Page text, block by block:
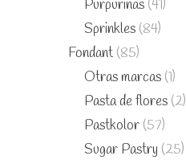
Purpurinas (41)
Sprinkles (84)
Fondant (85)
Otras marcas (1)
Pasta de flores (2)
Pastkolor (57)
Sugar Pastry (25)